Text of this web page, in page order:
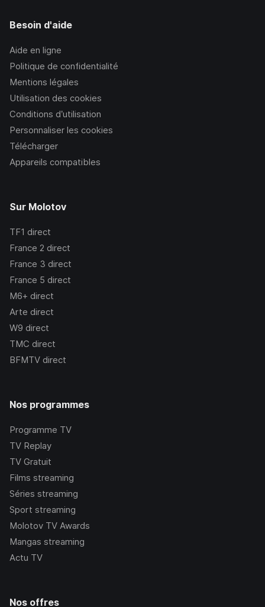
Besoin d'aide
Aide en ligne
Politique de confidentialité
Mentions légales
Utilisation des cookies
Conditions d’utilisation
Personnaliser les cookies
Télécharger
Appareils compatibles
Sur Molotov
TF1 direct
France 2 direct
France 3 direct
France 5 direct
M6+ direct
Arte direct
W9 direct
TMC direct
BFMTV direct
Nos programmes
Programme TV
TV Replay
TV Gratuit
Films streaming
Séries streaming
Sport streaming
Molotov TV Awards
Mangas streaming
Actu TV
Nos offres